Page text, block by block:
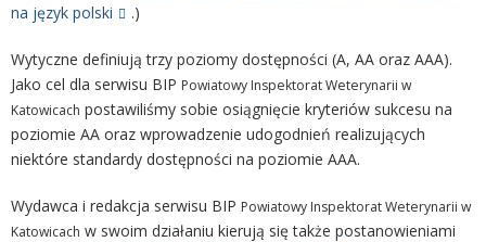
na język polski
.)
Wytyczne definiują trzy poziomy dostępności (A, AA oraz AAA).
Jako cel dla serwisu BIP Powiatowy Inspektorat Weterynarii w
Katowicach postawiliśmy sobie osiągnięcie kryteriów sukcesu na
poziomie AA oraz wprowadzenie udogodnień realizujących
niektóre standardy dostępności na poziomie AAA.
Wydawca i redakcja serwisu BIP Powiatowy Inspektorat Weterynarii w
Katowicach w swoim działaniu kierują się także postanowieniami